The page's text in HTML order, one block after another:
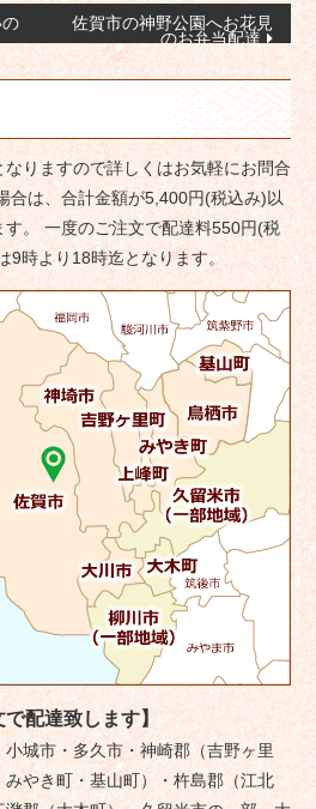
佐賀市の神野公園へお花見
のお弁当配達
りますので詳しくはお気軽にお問合
合は、合計金額が5,400円(税込み)以
。 一度のご注文で配達料550円(税
9時より18時迄となります。
で配達致します】
城市・多久市・神崎郡（吉野ヶ里
やき町・基山町）・杵島郡（江北